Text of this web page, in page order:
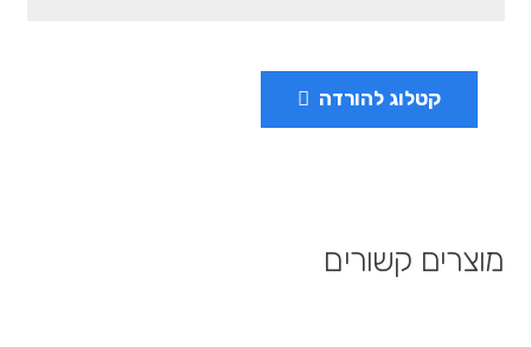
קטלוג להורדה
מוצרים קשורים